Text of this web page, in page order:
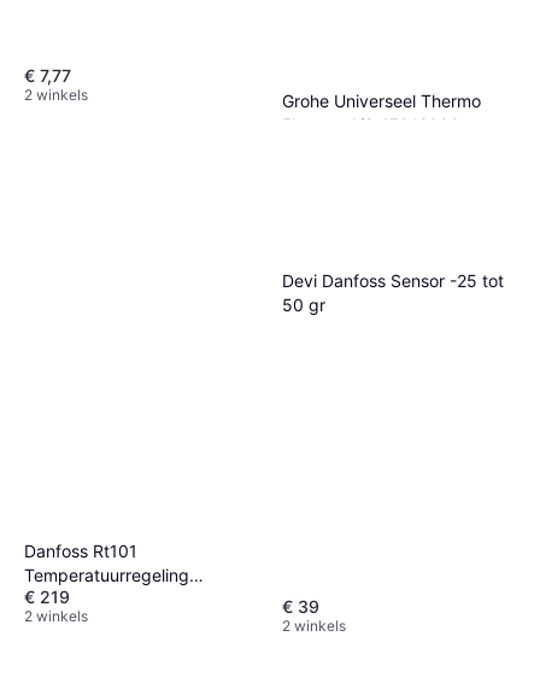
€ 7,77
2 winkels
Grohe Universeel Thermo
Element 1/2 47012000
Danfoss Rt101
Temperatuurregeling
cap.tube
€ 219
2 winkels
Devi Danfoss Sensor -25 tot
50 gr
€ 39
2 winkels